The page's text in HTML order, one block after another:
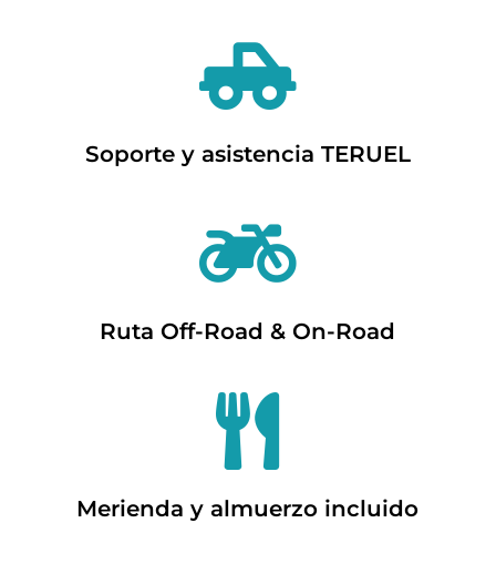

Soporte y asistencia TERUEL

Ruta Off-Road & On-Road

Merienda y almuerzo incluido